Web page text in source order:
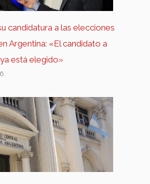
candidatura a las elecciones
Argentina: «El candidato a
está elegido»